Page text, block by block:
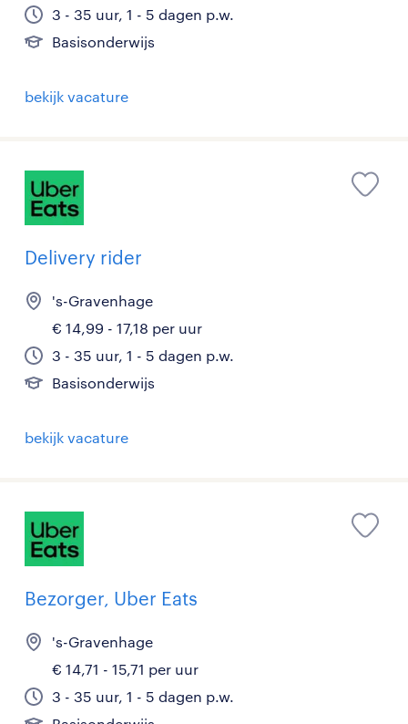
3 - 35 uur, 1 - 5 dagen p.w.
Basisonderwijs
bekijk vacature
Delivery rider
's-Gravenhage
€ 14,99 - 17,18 per uur
3 - 35 uur, 1 - 5 dagen p.w.
Basisonderwijs
bekijk vacature
Bezorger, Uber Eats
's-Gravenhage
€ 14,71 - 15,71 per uur
3 - 35 uur, 1 - 5 dagen p.w.